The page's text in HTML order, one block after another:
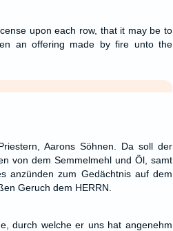
upon each row, that it may be to
an offering made by fire unto the
Aarons Söhnen. Da soll der
von dem Semmelmehl und Öl, samt
anzünden zum Gedächtnis auf dem
Geruch dem HERRN.
durch welche er uns hat angenehm